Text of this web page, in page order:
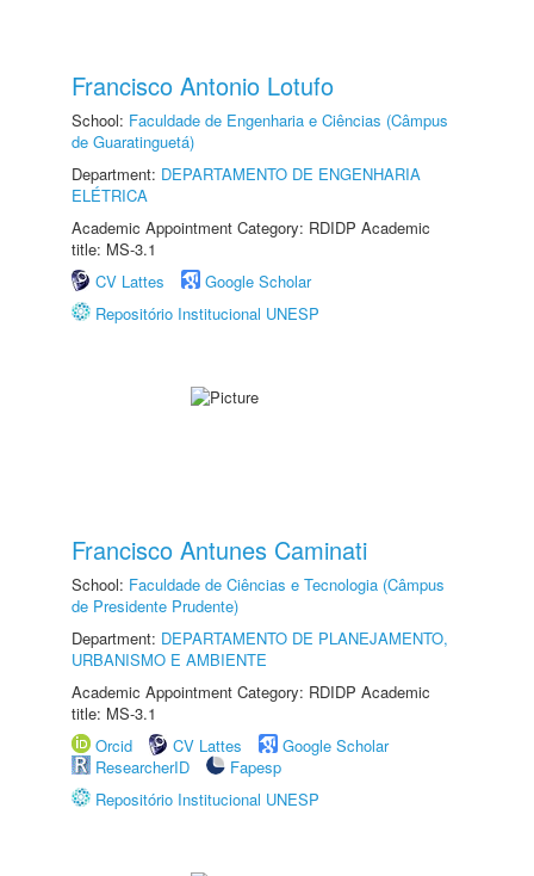
Francisco Antonio Lotufo
School: Faculdade de Engenharia e Ciências (Câmpus
de Guaratinguetá)
Department: DEPARTAMENTO DE ENGENHARIA
ELÉTRICA
Academic Appointment Category: RDIDP Academic
title: MS-3.1
CV Lattes
Google Scholar
Repositório Institucional UNESP
Francisco Antunes Caminati
School: Faculdade de Ciências e Tecnologia (Câmpus
de Presidente Prudente)
Department: DEPARTAMENTO DE PLANEJAMENTO,
URBANISMO E AMBIENTE
Academic Appointment Category: RDIDP Academic
title: MS-3.1
Orcid
CV Lattes
Google Scholar
ResearcherID
Fapesp
Repositório Institucional UNESP